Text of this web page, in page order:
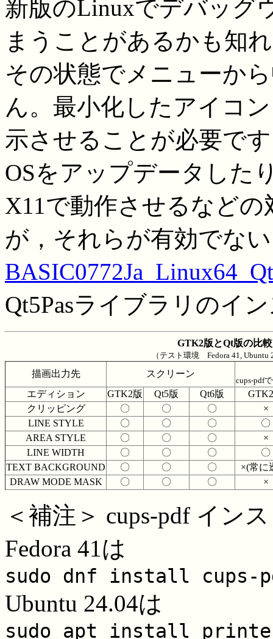
新版のLinuxでデバッグ
まうことがあるかも知
その状態でメニューか
ん。最小化したアイコ
示させることが必要で
OSをアップデータした
X11で動作させるなど
が，それらが有効でな
Qt5Pasライブラリのイ
GTK2版とQt版の比較
（テスト環境 Fedora 41, Ubuntu
描画出力先 スクリーン
cups-pdf
エディション GTK2版 Qt5版 Qt6版
クリッピング
〇 〇 〇
×
LINE STYLE
〇 〇 〇
〇
AREA STYLE
〇 〇 〇
×
LINE WIDTH
〇 〇 〇
〇
TEXT BACKGROUND
〇 〇 〇
×(常に
DRAW MODE MASK
〇 〇 〇 ×
＜補注＞ cups-pdf イン
Fedora 41は
sudo dnf install cups-
Ubuntu 24.04は
sudo apt install